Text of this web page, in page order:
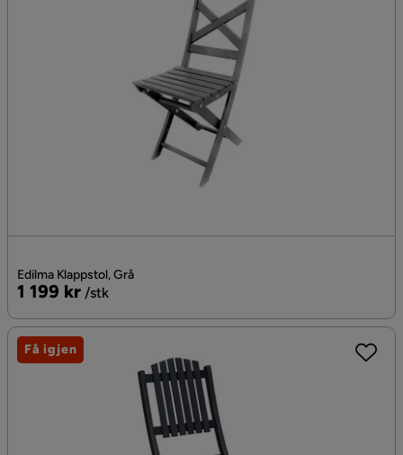
Edilma Klappstol, Grå
Pris
1 199 kr /stk
Få igjen